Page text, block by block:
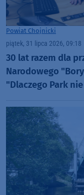
Powiat Chojnicki
piątek, 31 lipca 2026, 09:18
30 lat razem dla
Narodowego
"Dlaczego Park
(WIDEO)